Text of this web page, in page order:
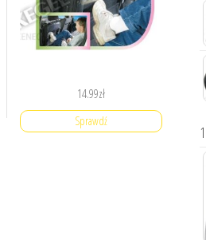
14.99zł
Sprawdź